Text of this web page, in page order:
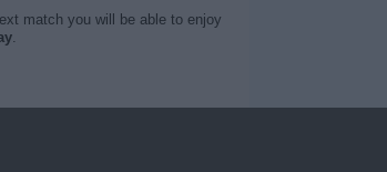
match you will be able to enjoy
.